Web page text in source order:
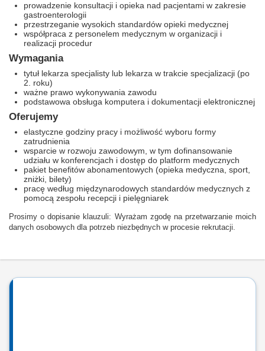
prowadzenie konsultacji i opieka nad pacjentami w zakresie
gastroenterologii
przestrzeganie wysokich standardów opieki medycznej
współpraca z personelem medycznym w organizacji i
realizacji procedur
Wymagania
tytuł lekarza specjalisty lub lekarza w trakcie specjalizacji (po
2. roku)
ważne prawo wykonywania zawodu
podstawowa obsługa komputera i dokumentacji elektronicznej
Oferujemy
elastyczne godziny pracy i możliwość wyboru formy
zatrudnienia
wsparcie w rozwoju zawodowym, w tym dofinansowanie
udziału w konferencjach i dostęp do platform medycznych
pakiet benefitów abonamentowych (opieka medyczna, sport,
zniżki, bilety)
pracę według międzynarodowych standardów medycznych z
pomocą zespołu recepcji i pielęgniarek
Prosimy o dopisanie klauzuli: Wyrażam zgodę na przetwarzanie moich
danych osobowych dla potrzeb niezbędnych w procesie rekrutacji.